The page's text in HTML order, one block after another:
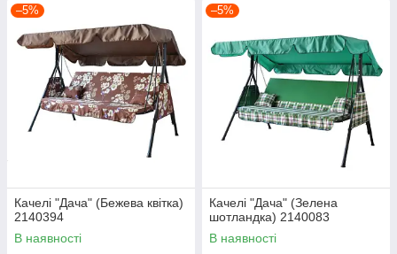
–5%
Качелі "Дача" (Бежева квітка)
2140394
В наявності
–5%
Качелі "Дача" (Зелена
шотландка) 2140083
В наявності